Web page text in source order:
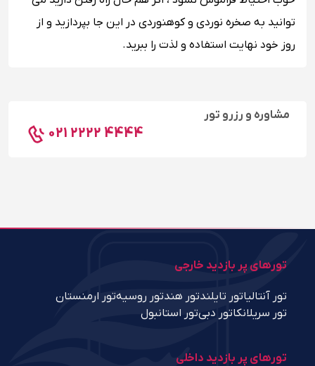
توانید به صخره نوردی و کوهنوردی در این جا بپردازید و از
روز خود نهایت استفاده و لذت را ببرید.
مشاوره و رزرو تور
021 2222 4444
تورهای پر بازدید خارجی
تور آنتالیاتور تایلندتور هندتور روسیهتور ارمنستان
تور سریلانکاتور دبیتور استانبول
تورهای پر بازدید داخلی